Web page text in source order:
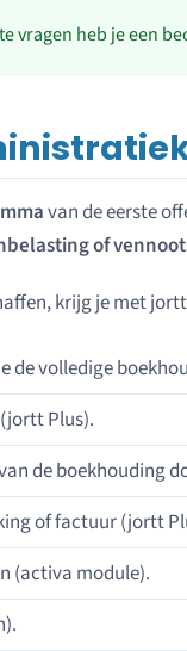
vragen heb je een
van de eerste
of
krijg je met
de volledige
Plus).
de boekhouding
of factuur (jortt
(activa module).